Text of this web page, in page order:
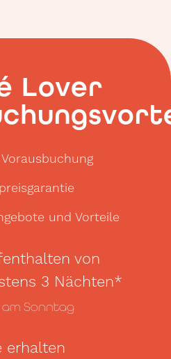
Lover
Vorausbuchung
und Vorteile
von
3 Nächten*
Sonntag
erhalten